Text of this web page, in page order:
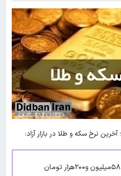
؛ آخرین نرخ سکه و طلا در بازار آزاد:
۵۸میلیون و۲۰۰هزار تومان